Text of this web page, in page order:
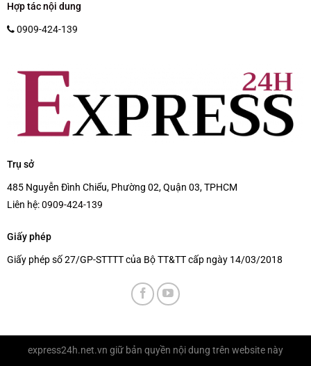
Hợp tác nội dung
0909-424-139
Trụ sở
485 Nguyễn Đình Chiểu, Phường 02, Quận 03, TPHCM
Liên hệ:0909-424-139
Giấy phép
Giấy phép số 27/GP-STTTT của Bộ TT&TT cấp ngày 14/03/2018
express24h.net.vn giữ bản quyền nội dung trên website này